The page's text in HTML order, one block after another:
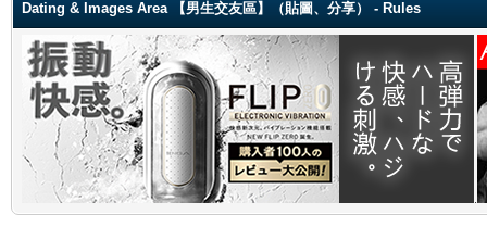
Dating & Images Area 【男生交友區】（貼圖、分享） - Rules